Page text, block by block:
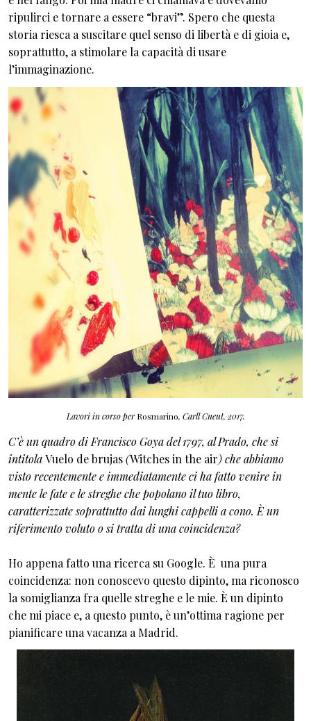
ripulirci e tornare a essere “bravi”. Spero che questa
storia riesca a suscitare quel senso di libertà e di gioia e,
soprattutto, a stimolare la capacità di usare
l’immaginazione.
Lavori in corso perRosmarino, Carll Cneut, 2017.
C’è un quadro di Francisco Goya del 1797, al Prado, che si
intitolaVuelo de brujas(Witches in the air) che abbiamo
visto recentemente e immediatamente ci ha fatto venire in
mente le fate e le streghe che popolano il tuo libro,
caratterizzate soprattutto dai lunghi cappelli a cono. È un
riferimento voluto o si tratta di una coincidenza?
Ho appena fatto una ricerca su Google. È una pura
coincidenza: non conoscevo questo dipinto, ma riconosco
la somiglianza fra quelle streghe e le mie. È un dipinto
che mi piace e, a questo punto, è un’ottima ragione per
pianificare una vacanza a Madrid.